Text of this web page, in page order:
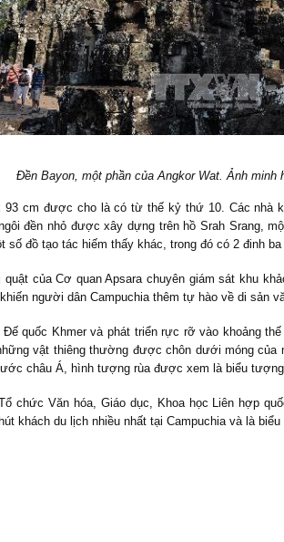
Đền Bayon, một phần của Angkor Wat. Ảnh minh
cm được cho là có từ thế kỷ thứ 10. Các nhà
đền nhỏ được xây dựng trên hồ Srah Srang,
số đồ tạo tác hiếm thấy khác, trong đó có 2 đinh
của Cơ quan Apsara chuyên giám sát khu
người dân Campuchia thêm tự hào về di sản
quốc Khmer và phát triển rực rỡ vào khoảng
vật thiêng thường được chôn dưới móng của
châu Á, hình tượng rùa được xem là biểu
chức Văn hóa, Giáo dục, Khoa học Liên hợp
khách du lịch nhiều nhất tại Campuchia và là